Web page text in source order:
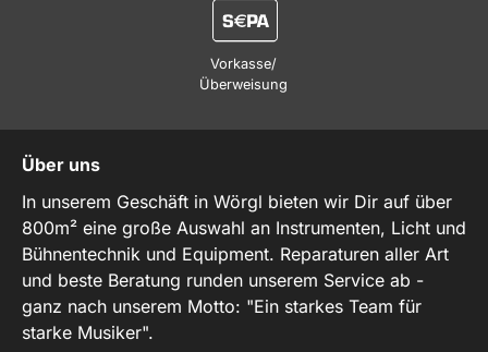
Vorkasse/
Überweisung
Über uns
In unserem Geschäft in Wörgl bieten wir Dir auf über
800m² eine große Auswahl an Instrumenten, Licht und
Bühnentechnik und Equipment. Reparaturen aller Art
und beste Beratung runden unserem Service ab -
ganz nach unserem Motto: "Ein starkes Team für
starke Musiker".